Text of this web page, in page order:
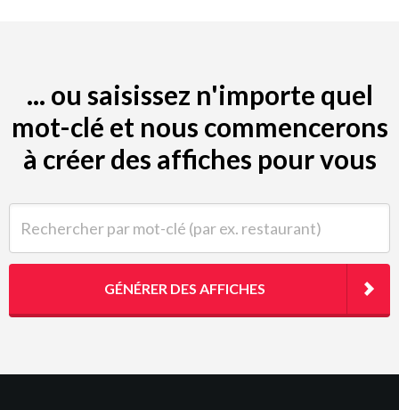
... ou saisissez n'importe quel
mot-clé et nous commencerons
à créer des affiches pour vous
GÉNÉRER DES AFFICHES